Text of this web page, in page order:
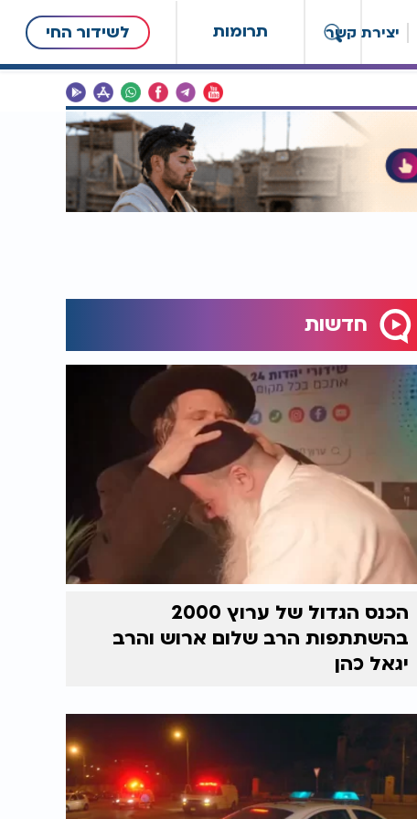
תרומות לשידור החי יצירת קשר
חדשות
הכנס הגדול של ערוץ 2000
בהשתתפות הרב שלום ארוש והרב
יגאל כהן